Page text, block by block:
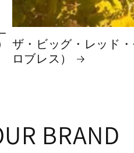
ザ・ビッグ・レッド
ロブレス）
BRAND